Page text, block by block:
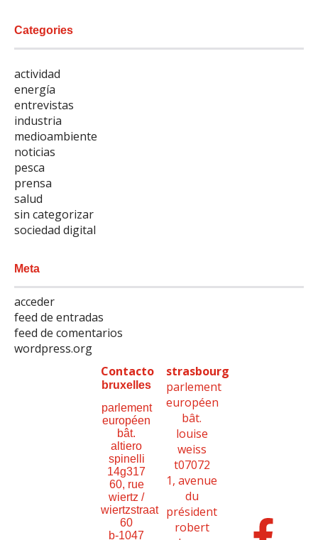
Categories
actividad
energía
entrevistas
industria
medioambiente
noticias
pesca
prensa
salud
sin categorizar
sociedad digital
Meta
acceder
feed de entradas
feed de comentarios
wordpress.org
Contacto
bruxelles
parlement
européen
bât.
altiero
spinelli
14g317
60, rue
wiertz /
wiertzstraat
60
b-1047
strasbourg
parlement
européen
bât.
louise
weiss
t07072
1, avenue
du
président
robert